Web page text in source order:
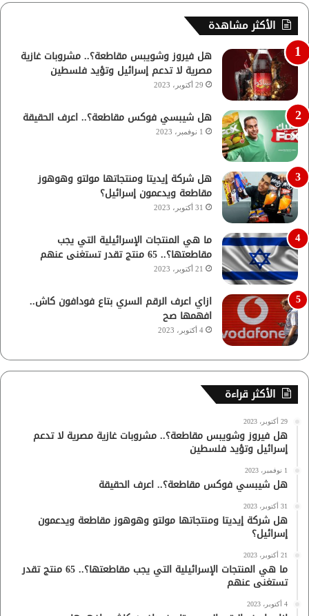
الأكثر مشاهدة
هل فيروز وشويبس مقاطعة؟.. مشروبات غازية
مصرية لا تدعم إسرائيل وتؤيد فلسطين
29 أكتوبر، 2023
هل شيبسي فوكس مقاطعة؟.. اعرف الحقيقة
1 نوفمبر، 2023
هل شركة إيديتا ومنتجاتها مولتو وهوهوز
مقاطعة ويدعمون إسرائيل؟
31 أكتوبر، 2023
ما هي المنتجات الإسرائيلية التي يجب
مقاطعتها؟.. 65 منتج تقدر تستغنى عنهم
21 أكتوبر، 2023
ازاي اعرف الرقم السري بتاع فودافون كاش..
افهمها صح
4 أكتوبر، 2023
الأكثر قراءة
29 أكتوبر، 2023
هل فيروز وشويبس مقاطعة؟.. مشروبات غازية مصرية لا تدعم
إسرائيل وتؤيد فلسطين
1 نوفمبر، 2023
هل شيبسي فوكس مقاطعة؟.. اعرف الحقيقة
31 أكتوبر، 2023
هل شركة إيديتا ومنتجاتها مولتو وهوهوز مقاطعة ويدعمون
إسرائيل؟
21 أكتوبر، 2023
ما هي المنتجات الإسرائيلية التي يجب مقاطعتها؟.. 65 منتج تقدر
تستغنى عنهم
4 أكتوبر، 2023